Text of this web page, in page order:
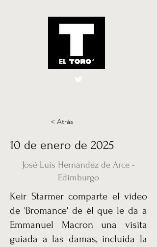
El Toro España
< Atrás
10 de enero de 2025
José Luis Hernández de Arce -
Edimburgo
Keir Starmer comparte el video
de 'Bromance' de él que le da a
Emmanuel Macron una visita
guiada a las damas, incluida la